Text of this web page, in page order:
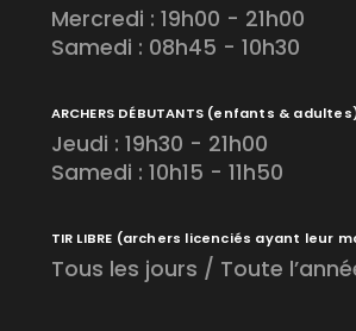
Mercredi : 19h00 - 21h00
Samedi : 08h45 - 10h30
ARCHERS DÉBUTANTS (enfants &
Jeudi : 19h30 - 21h00
Samedi : 10h15 - 11h50
TIR LIBRE (archers licenciés ayant leur
Tous les jours / Toute